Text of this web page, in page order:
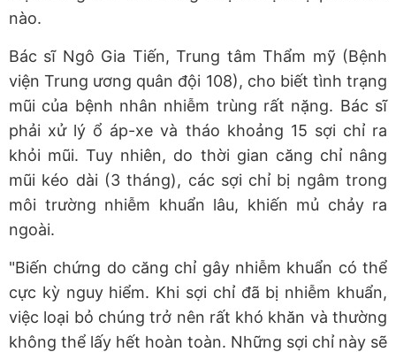
nào.
Bác sĩ Ngô Gia Tiến, Trung tâm Thẩm mỹ (Bệnh
viện Trung ương quân đội 108), cho biết tình trạng
mũi của bệnh nhân nhiễm trùng rất nặng. Bác sĩ
phải xử lý ổ áp-xe và tháo khoảng 15 sợi chỉ ra
khỏi mũi. Tuy nhiên, do thời gian căng chỉ nâng
mũi kéo dài (3 tháng), các sợi chỉ bị ngâm trong
môi trường nhiễm khuẩn lâu, khiến mủ chảy ra
ngoài.
"Biến chứng do căng chỉ gây nhiễm khuẩn có thể
cực kỳ nguy hiểm. Khi sợi chỉ đã bị nhiễm khuẩn,
việc loại bỏ chúng trở nên rất khó khăn và thường
không thể lấy hết hoàn toàn. Những sợi chỉ này sẽ